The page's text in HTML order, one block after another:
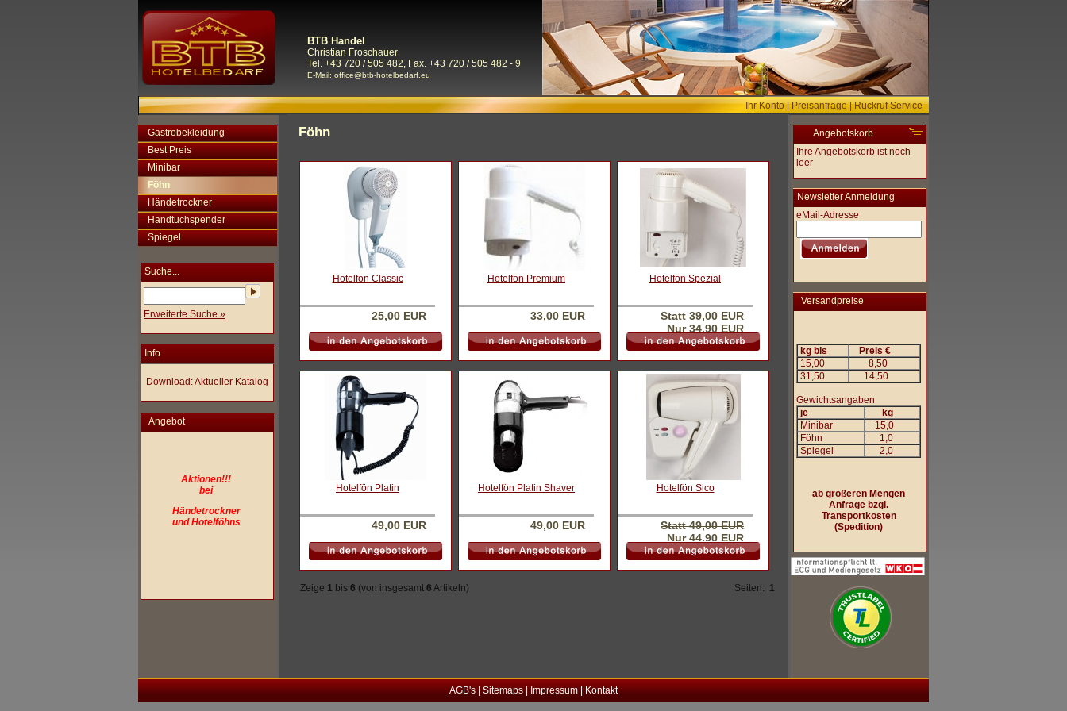
BTB Handel
Christian Froschauer
Tel. +43 720 / 505 482, Fax. +43 720 / 505 482 - 9
E-Mail: office@btb-hotelbedarf.eu
Ihr Konto|Preisanfrage|Rückruf Service
Gastrobekleidung
Best Preis
Minibar
Föhn
Händetrockner
Handtuchspender
Spiegel
Suche...
Erweiterte Suche »
Info
Download: Aktueller Katalog
Angebot
Aktionen!!!
bei
Händetrockner
und Hotelföhns
Föhn
Hotelfön Classic
25,00 EUR
Hotelfön Premium
33,00 EUR
Hotelfön Spezial
Statt 39,00 EUR
Nur 34,90 EUR
Hotelfön Platin
49,00 EUR
Hotelfön Platin Shaver
49,00 EUR
Hotelfön Sico
Statt 49,00 EUR
Nur 44,90 EUR
Zeige 1 bis 6 (von insgesamt 6 Artikeln) Seiten: 1
Angebotskorb
Ihre Angebotskorb ist noch
leer
Newsletter Anmeldung
eMail-Adresse
Versandpreise
kg bis
Preis €
15,00
8,50
31,50
14,50
Gewichtsangaben
je
kg
Minibar
15,0
Föhn
1,0
Spiegel
2,0
ab größeren Mengen
Anfrage bzgl.
Transportkosten
(Spedition)
AGB's|Sitemaps|Impressum|Kontakt